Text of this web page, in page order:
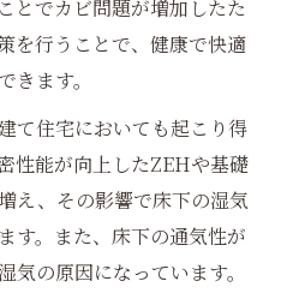
とでカビ問題が増加したた
を行うことで、健康で快適
ます。
て住宅においても起こり得
性能が向上したZEHや基礎
え、その影響で床下の湿気
す。また、床下の通気性が
の原因になっています。